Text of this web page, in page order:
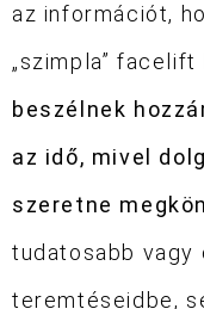
az információt,
„szimpla” facelift
beszélnek
az idő, mivel
szeretne
tudatosabb vagy
teremtéseidbe,